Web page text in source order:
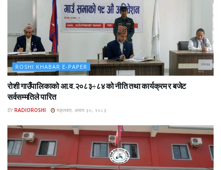
ROSHI KHABAR E-PAPER
रोशी गाउँपालिकाको आ.व.२०८३÷८४ को नीति तथा कार्यक्रम र बजेट
सर्वसम्मतिले पारित
BY RADIOROSHI मङ्लबार, असार ३०, २०८३